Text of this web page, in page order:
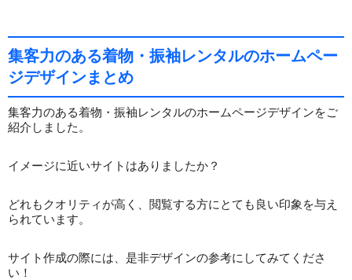
集客力のある着物・振袖レンタルのホームペー
ジデザインまとめ
集客力のある着物・振袖レンタルのホームページデザインをご
紹介しました。
イメージに近いサイトはありましたか？
どれもクオリティが高く、閲覧する方にとても良い印象を与え
られています。
サイト作成の際には、是非デザインの参考にしてみてくださ
い！